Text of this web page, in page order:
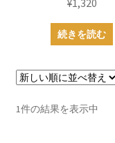
¥1,320
続きを読む
1件の結果を表示中